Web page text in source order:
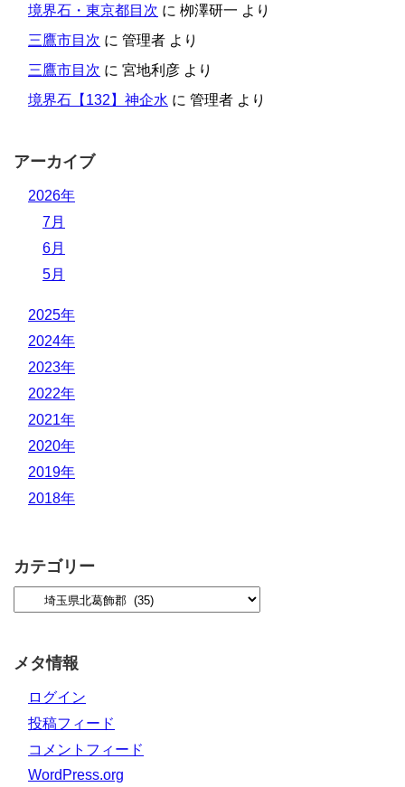
境界石・東京都目次 に 栁澤研一 より
三鷹市目次 に 管理者 より
三鷹市目次 に 宮地利彦 より
境界石【132】神企水 に 管理者 より
アーカイブ
2026年
7月
6月
5月
2025年
2024年
2023年
2022年
2021年
2020年
2019年
2018年
カテゴリー
メタ情報
ログイン
投稿フィード
コメントフィード
WordPress.org